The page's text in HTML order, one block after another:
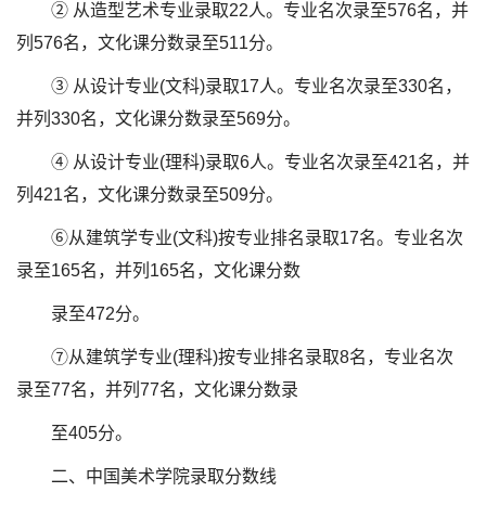
② 从造型艺术专业录取22人。专业名次录至576名，并
列576名，文化课分数录至511分。
③ 从设计专业(文科)录取17人。专业名次录至330名，
并列330名，文化课分数录至569分。
④ 从设计专业(理科)录取6人。专业名次录至421名，并
列421名，文化课分数录至509分。
⑥从建筑学专业(文科)按专业排名录取17名。专业名次
录至165名，并列165名，文化课分数
录至472分。
⑦从建筑学专业(理科)按专业排名录取8名，专业名次
录至77名，并列77名，文化课分数录
至405分。
二、中国美术学院录取分数线